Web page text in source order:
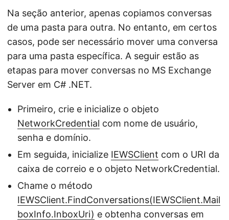
Na seção anterior, apenas copiamos conversas
de uma pasta para outra. No entanto, em certos
casos, pode ser necessário mover uma conversa
para uma pasta específica. A seguir estão as
etapas para mover conversas no MS Exchange
Server em C# .NET.
Primeiro, crie e inicialize o objeto
NetworkCredential com nome de usuário,
senha e domínio.
Em seguida, inicialize IEWSClient com o URI da
caixa de correio e o objeto NetworkCredential.
Chame o método
IEWSClient.FindConversations(IEWSClient.Mail
boxInfo.InboxUri) e obtenha conversas em